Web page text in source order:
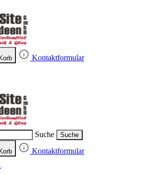
Korb Kontaktformular
Suche Suche
Korb Kontaktformular